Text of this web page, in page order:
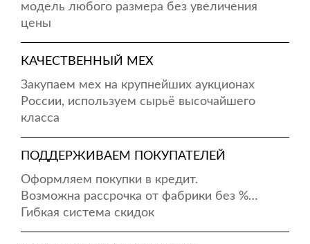
модель любого размера без увеличения
цены
КАЧЕСТВЕННЫЙ МЕХ
Закупаем мех на крупнейших аукционах
России, используем сырьё высочайшего
класса
ПОДДЕРЖИВАЕМ ПОКУПАТЕЛЕЙ
Оформляем покупки в кредит.
Возможна рассрочка от фабрики без %…
Гибкая система скидок